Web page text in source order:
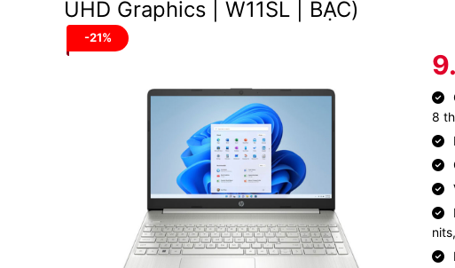
UHD Graphics | W11SL | BẠC)
-21%
8